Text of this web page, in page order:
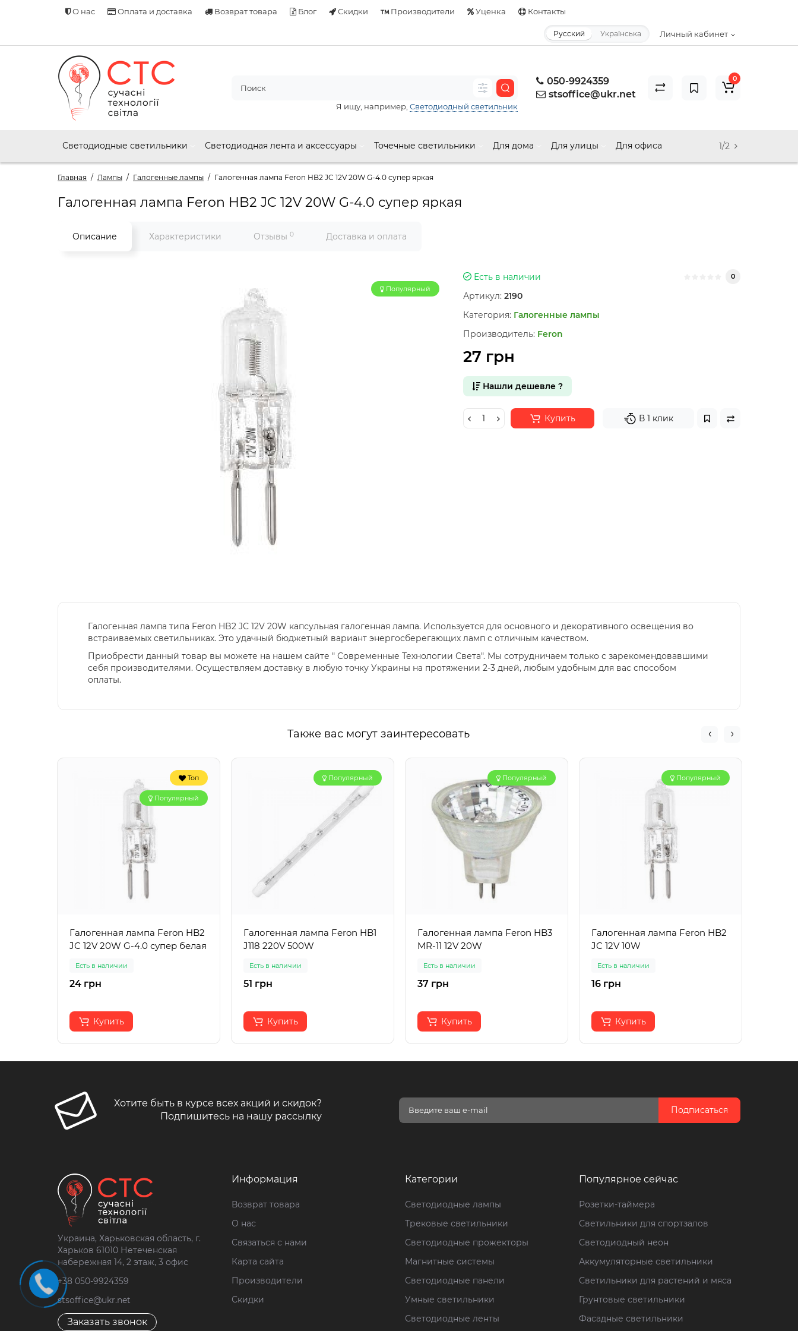
О нас Оплата и доставка Возврат товара Блог Скидки Производители Уценка Контакты
Личный кабинет
Русский Українська
050-9924359
stsoffice@ukr.net
Я ищу, например, Светодиодный светильник
0
Светодиодные светильники Светодиодная лента и аксессуары Точечные светильники Для дома Для улицы Для офиса 1/2
Главная Лампы Галогенные лампы Галогенная лампа Feron HB2 JC 12V 20W G-4.0 супер яркая
Галогенная лампа Feron HB2 JC 12V 20W G-4.0 супер яркая
Описание Характеристики Отзывы 0 Доставка и оплата
Популярный
Есть в наличии 0
Артикул: 2190
Категория: Галогенные лампы
Производитель: Feron
27 грн
Нашли дешевле ?
Купить В 1 клик
Галогенная лампа типа Feron HB2 JC 12V 20W капсульная галогенная лампа. Используется для основного и декоративного освещения во
встраиваемых светильниках. Это удачный бюджетный вариант энергосберегающих ламп с отличным качеством.
Приобрести данный товар вы можете на нашем сайте " Современные Технологии Света". Мы сотрудничаем только с зарекомендовавшими
себя производителями. Осуществляем доставку в любую точку Украины на протяжении 2-3 дней, любым удобным для вас способом
оплаты.
Также вас могут заинтересовать
Топ
Популярный
Галогенная лампа Feron HB2
JC 12V 20W G-4.0 супер белая
Есть в наличии
24 грн
Купить
Популярный
Галогенная лампа Feron HB1
J118 220V 500W
Есть в наличии
51 грн
Купить
Популярный
Галогенная лампа Feron HB3
MR-11 12V 20W
Есть в наличии
37 грн
Купить
Популярный
Галогенная лампа Feron HB2
JC 12V 10W
Есть в наличии
16 грн
Купить
Хотите быть в курсе всех акций и скидок?
Подпишитесь на нашу рассылку
Подписаться
Украина, Харьковская область, г.
Харьков 61010 Нетеченская
набережная 14, 2 этаж, 3 офис
+38 050-9924359
stsoffice@ukr.net
Заказать звонок
Информация
Возврат товара
О нас
Связаться с нами
Карта сайта
Производители
Скидки
Категории
Светодиодные лампы
Трековые светильники
Светодиодные прожекторы
Магнитные системы
Светодиодные панели
Умные светильники
Светодиодные ленты
Популярное сейчас
Розетки-таймера
Светильники для спортзалов
Светодиодный неон
Аккумуляторные светильники
Светильники для растений и мяса
Грунтовые светильники
Фасадные светильники